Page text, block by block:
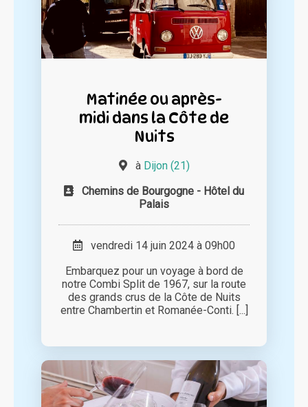
Matinée ou après-
midi dans la Côte de
Nuits
à Dijon (21)
Chemins de Bourgogne - Hôtel du
Palais
vendredi 14 juin 2024 à 09h00
Embarquez pour un voyage à bord de
notre Combi Split de 1967, sur la route
des grands crus de la Côte de Nuits
entre Chambertin et Romanée-Conti. [...]